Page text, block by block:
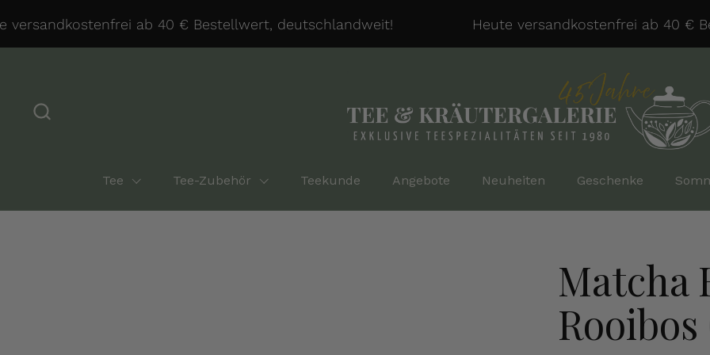
ab 40 € Bestellwert, deutschlandweit! Heute versandkostenfrei ab 40 €
Tee Tee-Zubehör Teekunde Angebote Neuheiten Geschenke
Matcha